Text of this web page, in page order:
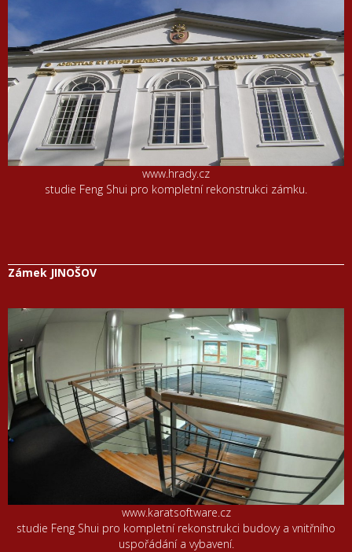
www.hrady.cz
studie Feng Shui pro kompletní rekonstrukci zámku.
Zámek JINOŠOV
www.karatsoftware.cz
studie Feng Shui pro kompletní rekonstrukci budovy a vnitřního
uspořádání a vybavení.